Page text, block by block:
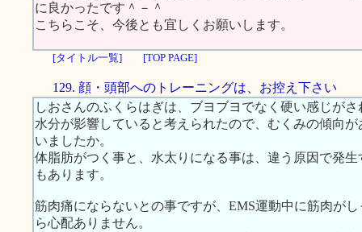
に良かったです＾－＾
こちらこそ、今後とも宜しくお願いします。
[タイトル一覧] [TOP PAGE]
129. 顔・頭部へのトレーニングは、お控え下さい
しおさんのふくらはぎは、ブヨブヨでなく硬い感じが
水分が影響していると考えられたので、むくみの傾向
いましたか。
体脂肪がつく事と、水太りになる事は、違う原因で発
もあります。
筋肉痛にならないとの事ですが、EMS運動中に筋肉が
ら心配ありません。